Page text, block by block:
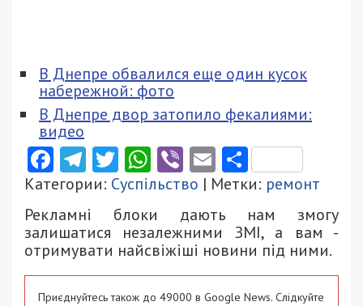
В Днепре обвалился еще один кусок
набережной: фото
В Днепре двор затопило фекалиями:
видео
Facebook
Telegram
Twitter
WhatsApp
ViberEmail
Категории: Суспільство | Метки: ремонт
Рекламні блоки дають нам змогу
залишатися незалежними ЗМІ, а вам -
отримувати найсвіжіші новини під ними.
Приєднуйтесь також до 49000 в Google News. Слідкуйте